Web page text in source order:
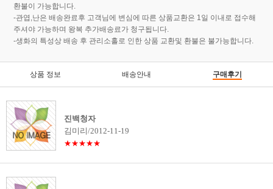
환불이 가능합니다.
-관엽,난은 배송완료후 고객님에 변심에 따른 상품교환은 1일 이내로 접수해
주셔야 가능하며 왕복 추가배송료가 청구됩니다.
-생화의 특성상 배송 후 관리소홀로 인한 상품 교환및 환불은 불가능합니다.
상품 정보 배송안내 구매후기
진백청자
김미리/2012-11-19
★★★★★